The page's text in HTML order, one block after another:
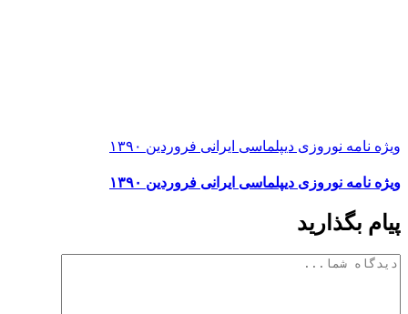
ویژه نامه نوروزی دیپلماسی ایرانی فروردین ۱۳۹۰
ویژه نامه نوروزی دیپلماسی ایرانی فروردین ۱۳۹۰
پیام بگذارید
دیدگاه